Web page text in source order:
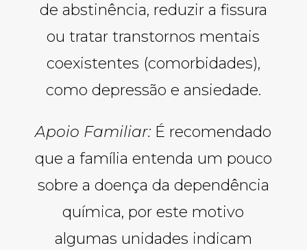
de abstinência, reduzir a fissura
ou tratar transtornos mentais
coexistentes (comorbidades),
como depressão e ansiedade.
Apoio Familiar: É recomendado
que a família entenda um pouco
sobre a doença da dependência
química, por este motivo
algumas unidades indicam